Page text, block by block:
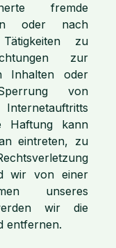
fremde
oder nach
zu
zur
Inhalten oder
von
Haftung kann
eintreten, zu
wir von einer
unseres
wir die
entfernen.